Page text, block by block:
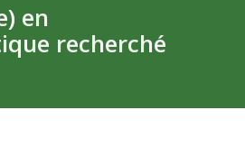
en
recherché